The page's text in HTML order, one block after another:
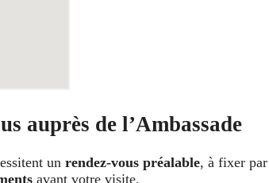
auprès de l’Ambassade
un rendez-vous préalable, à fixer par
avant votre visite.